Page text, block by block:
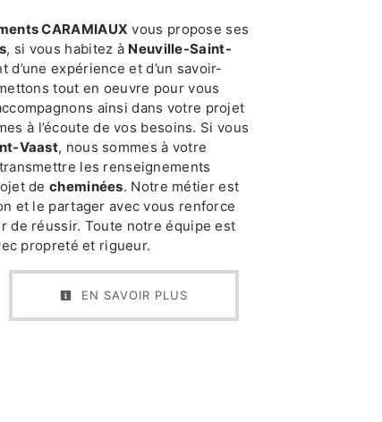
CARAMIAUX vous propose ses
, si vous habitez à Neuville-Saint-
d’une expérience et d’un savoir-
tout en oeuvre pour vous
ainsi dans votre projet
à l’écoute de vos besoins. Si vous
Vaast, nous sommes à votre
les renseignements
decheminées. Notre métier est
et le partager avec vous renforce
de réussir. Toute notre équipe est
propreté et rigueur.
EN SAVOIR PLUS